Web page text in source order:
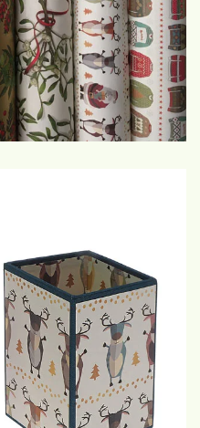
(4), €50 (6)